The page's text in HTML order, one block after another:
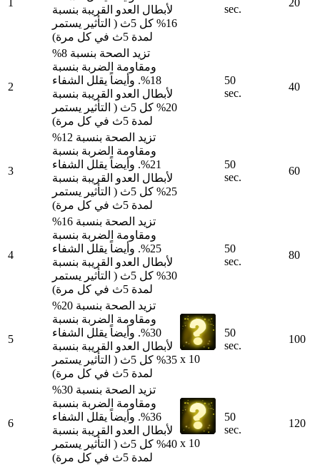
لأبطال العدو القريبة بنسبة
16% كل 5ث ( التأثير يستمر
لمدة 5ث في كل مرة)
sec.
20
2
تزيد الصحة بنسبة 8%
ومقاومة الضربة بنسبة
18%. وأيضاً يقلل الشفاء
لأبطال العدو القريبة بنسبة
20% كل 5ث ( التأثير يستمر
لمدة 5ث في كل مرة)
50
sec.
40
3
تزيد الصحة بنسبة 12%
ومقاومة الضربة بنسبة
21%. وأيضاً يقلل الشفاء
لأبطال العدو القريبة بنسبة
25% كل 5ث ( التأثير يستمر
لمدة 5ث في كل مرة)
50
sec.
60
4
تزيد الصحة بنسبة 16%
ومقاومة الضربة بنسبة
25%. وأيضاً يقلل الشفاء
لأبطال العدو القريبة بنسبة
30% كل 5ث ( التأثير يستمر
لمدة 5ث في كل مرة)
50
sec.
80
5
تزيد الصحة بنسبة 20%
ومقاومة الضربة بنسبة
30%. وأيضاً يقلل الشفاء
لأبطال العدو القريبة بنسبة
35% كل 5ث ( التأثير يستمر
لمدة 5ث في كل مرة)
x 10
50
sec.
100
6
تزيد الصحة بنسبة 30%
ومقاومة الضربة بنسبة
36%. وأيضاً يقلل الشفاء
لأبطال العدو القريبة بنسبة
40% كل 5ث ( التأثير يستمر
لمدة 5ث في كل مرة)
x 10
50
sec.
120